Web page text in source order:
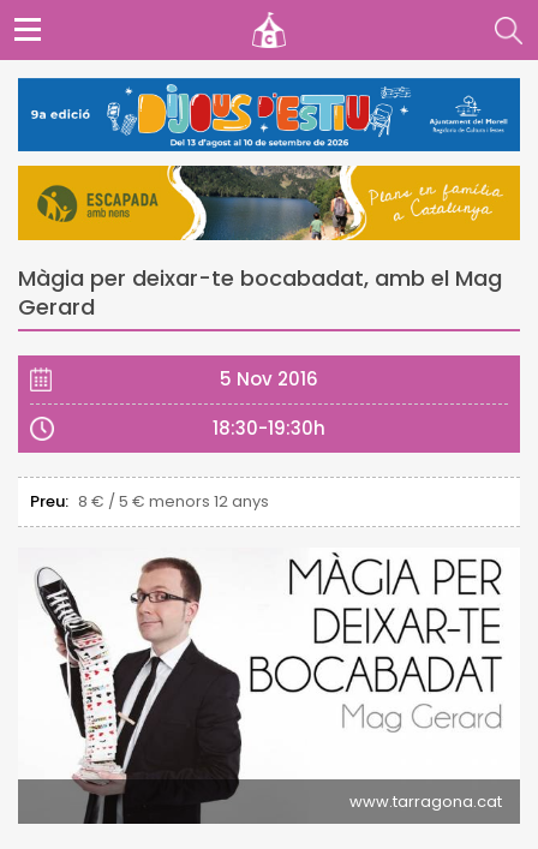
Màgia per deixar-te bocabadat, amb el Mag
Gerard
5 Nov 2016
18:30-19:30h
Preu: 8 € / 5 € menors 12 anys
www.tarragona.cat